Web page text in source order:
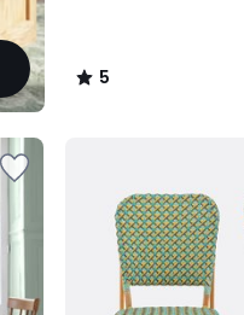
5
/